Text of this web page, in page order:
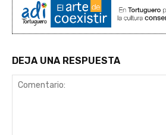
DEJA UNA RESPUESTA